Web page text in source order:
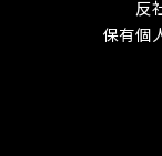
反
保有個